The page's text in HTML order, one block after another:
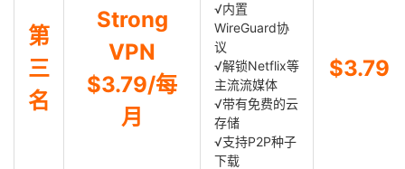
第
三
名
Strong
VPN
$3.79/每
月
√内置
WireGuard协
议
√解锁Netflix等
主流流媒体
√带有免费的云
存储
√支持P2P种子
下载
$3.79